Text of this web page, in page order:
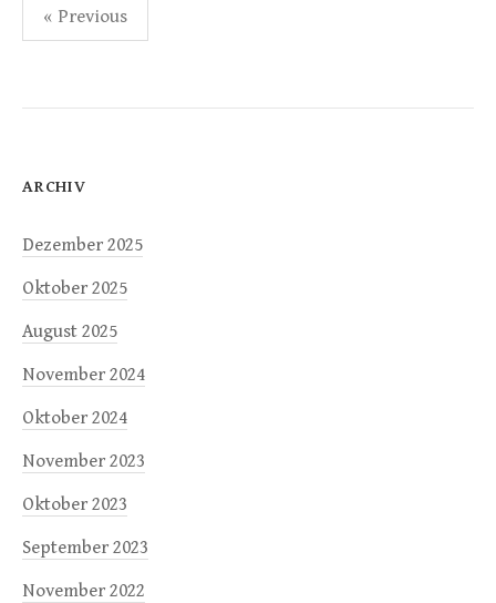
Seitennummerierung
der
« Previous
ARCHIV
Dezember 2025
Oktober 2025
August 2025
November 2024
Oktober 2024
November 2023
Oktober 2023
September 2023
November 2022